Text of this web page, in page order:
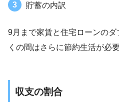
貯蓄の内訳
9月まで家賃と住宅ローンの
くの間はさらに節約生活が必要
収支の割合